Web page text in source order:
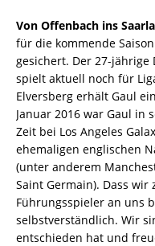
Von Offenbach ins
für die kommende
gesichert. Der 27-jährige
spielt aktuell noch für
Elversberg erhält Gaul
Januar 2016 war Gaul in
Zeit bei Los Angeles
ehemaligen englischen
(unter anderem
Saint Germain). Dass
Führungsspieler an uns
selbstverständlich. Wir
entschieden hat und